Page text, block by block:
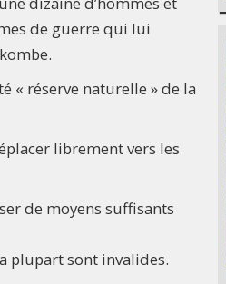
de guerre qui lui
« réserve naturelle » de la
librement vers les
de moyens suffisants
plupart sont invalides.